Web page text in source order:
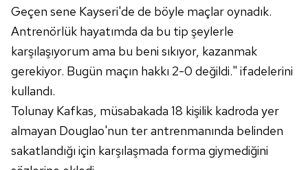
Sizlere daha iyi bir hizmet sunabilmek için İnternet
Sitemizde kendimize ve üçüncü kişilere ait çerezler
kullanılmaktadır. Bu çerezler vasıtasıyla çeşitli kişisel
verileriniz işlenmekte olup gerekli olan çerezler bilgi
toplumu hizmetlerinin sunulması amacıyla
kullanılmaktadır. Diğer çerezler, sitemizin daha işlevsel
kılınması ve kişiselleştirilmesi ve sizlere yönelik
reklam/pazarlama faaliyetlerinin yapılması, amaçlarıyla
sınırlı olarak açık rızanız dahilinde kullanılacaktır.
Geçen sene Kayseri'de de böyle maçlar oynadık.
Antrenörlük hayatımda da bu tip şeylerle
karşılaşıyorum ama bu beni sıkıyor, kazanmak
gerekiyor. Bugün maçın hakkı 2-0 değildi." ifadelerini
kullandı.
Tolunay Kafkas, müsabakada 18 kişilik kadroda yer
almayan Douglao'nun ter antrenmanında belinden
sakatlandığı için karşılaşmada forma giymediğini